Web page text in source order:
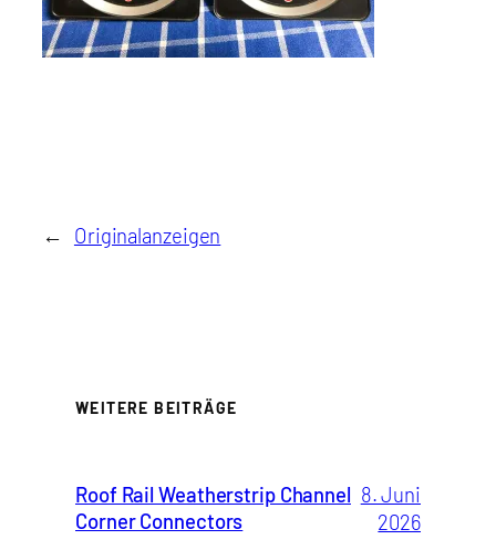
← Originalanzeigen
WEITERE BEITRÄGE
Roof Rail Weatherstrip Channel
Corner Connectors
8. Juni
2026